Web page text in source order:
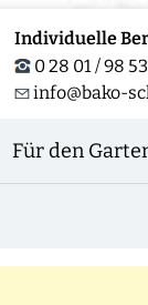
Individuelle
0 28 01 / 98
info@bako-
Für den